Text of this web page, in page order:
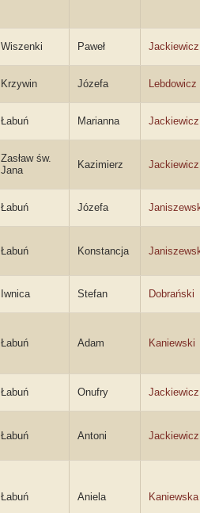
Wiszenki Paweł Jackiewicz
Krzywin Józefa Lebdowicz
Łabuń Marianna Jackiewicz
Zasław św.
Jana
Kazimierz Jackiewicz
Łabuń Józefa
Łabuń Konstancja
Iwnica Stefan Dobrański
Łabuń Adam Kaniewski
Łabuń Onufry Jackiewicz
Łabuń Antoni Jackiewicz
Łabuń Aniela Kaniewska